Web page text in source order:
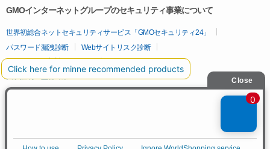
GMOインターネットグループのセキュリティ事業について
世界初総合ネットセキュリティサービス「GMOセキュリティ24」
パスワード漏洩診断
Webサイトリスク診断
セキュリティ相談AIチャットボット
実在証明・盗聴対策
サイバー攻撃対策（GMOサイバーセキュリティ byイエラエ）